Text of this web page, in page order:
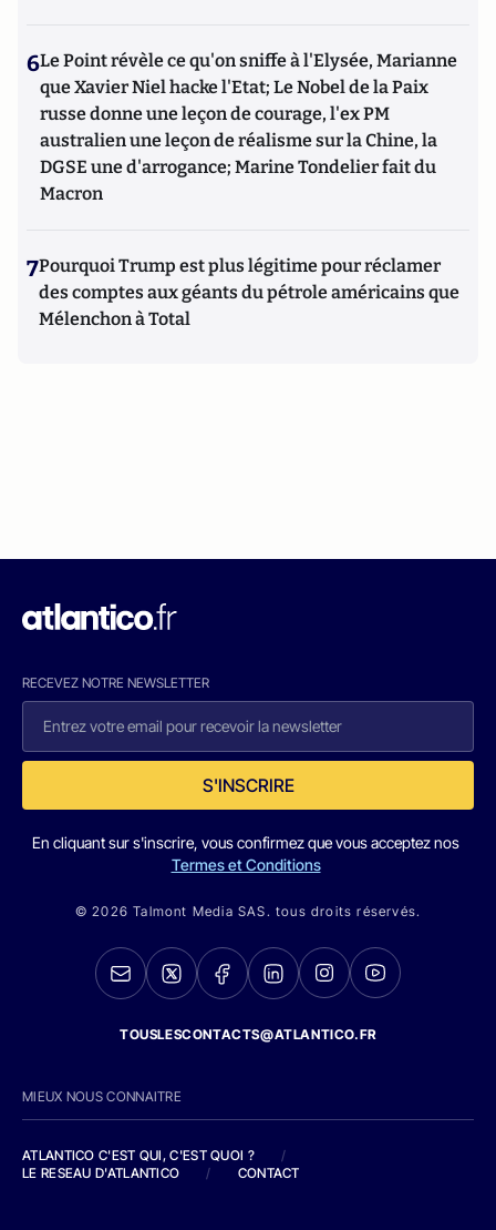
6Le Point révèle ce qu'on sniffe à l'Elysée, Marianne
que Xavier Niel hacke l'Etat; Le Nobel de la Paix
russe donne une leçon de courage, l'ex PM
australien une leçon de réalisme sur la Chine, la
DGSE une d'arrogance; Marine Tondelier fait du
Macron
7Pourquoi Trump est plus légitime pour réclamer
des comptes aux géants du pétrole américains que
Mélenchon à Total
RECEVEZ NOTRE NEWSLETTER
S'INSCRIRE
En cliquant sur s'inscrire, vous confirmez que vous acceptez nos
Termes et Conditions
© 2026 Talmont Media SAS. tous droits réservés.
TOUSLESCONTACTS@ATLANTICO.FR
MIEUX NOUS CONNAITRE
ATLANTICO C'EST QUI, C'EST QUOI ?
/
LE RESEAU D'ATLANTICO
/ CONTACT